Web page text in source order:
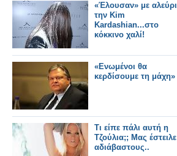
«Έλουσαν» με αλεύρι
την Kim
Kardashian...στο
κόκκινο χαλί!
«Ενωμένοι θα
κερδίσουμε τη μάχη»
Τι είπε πάλι αυτή η
Τζούλια;; Μας έστειλε
αδιάβαστους..